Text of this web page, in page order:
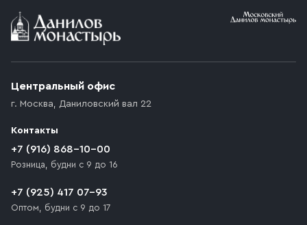
Условия доставки
возникают препятствия для подъезда автомобиля,
которое максимально близко к месту запланированной
движения. Если на территории места назначения
доставки предусмотрен платный въезд, то Покупателю
необходимо компенсировать стоимость въезда
Центральный офис
г. Москва, Даниловский вал 22
Контакты
+7 (916) 868-10-00
Розница, будни с 9 до 16
+7 (925) 417 07-93
Оптом, будни с 9 до 17